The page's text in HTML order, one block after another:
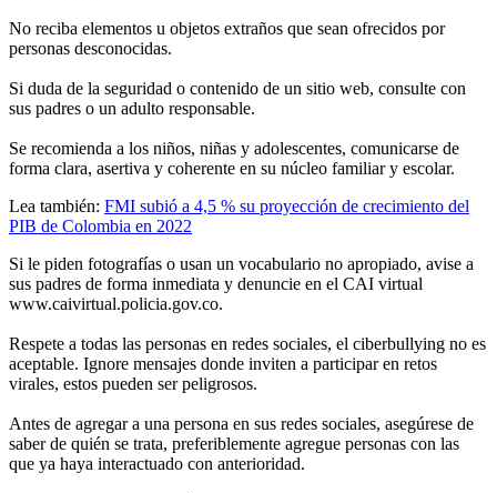
No reciba elementos u objetos extraños que sean ofrecidos por
personas desconocidas.
Si duda de la seguridad o contenido de un sitio web, consulte con
sus padres o un adulto responsable.
Se recomienda a los niños, niñas y adolescentes, comunicarse de
forma clara, asertiva y coherente en su núcleo familiar y escolar.
Lea también: FMI subió a 4,5 % su proyección de crecimiento del
PIB de Colombia en 2022
Si le piden fotografías o usan un vocabulario no apropiado, avise a
sus padres de forma inmediata y denuncie en el CAI virtual
www.caivirtual.policia.gov.co.
Respete a todas las personas en redes sociales, el ciberbullying no es
aceptable. Ignore mensajes donde inviten a participar en retos
virales, estos pueden ser peligrosos.
Antes de agregar a una persona en sus redes sociales, asegúrese de
saber de quién se trata, preferiblemente agregue personas con las
que ya haya interactuado con anterioridad.